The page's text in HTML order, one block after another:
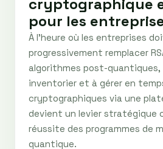
cryptographique
pour les
À l'heure où les entreprises
progressivement remplacer
algorithmes post-
inventorier et à gérer en
cryptographiques via une
devient un levier stratégique
réussite des programmes de
quantique.